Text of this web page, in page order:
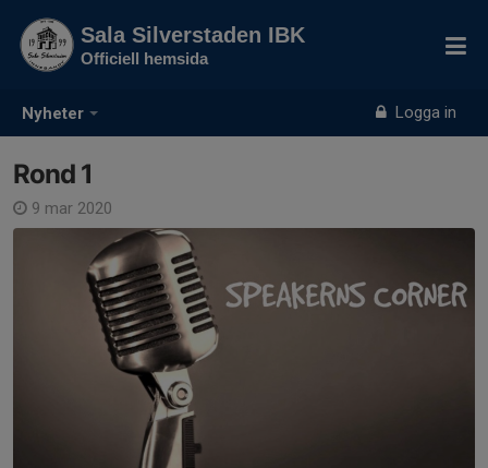
Nyheter Logga in
Sala Silverstaden IBK
Officiell hemsida
Rond 1
9 mar 2020